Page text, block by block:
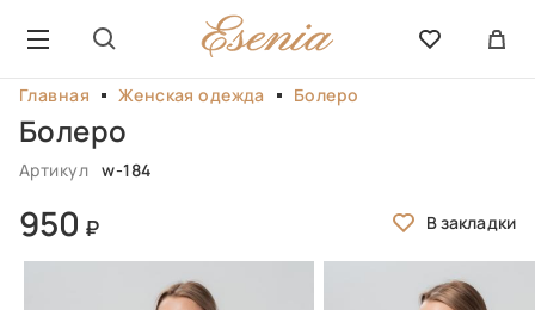
Главная Женская одежда Болеро
Болеро
Артикул w-184
950